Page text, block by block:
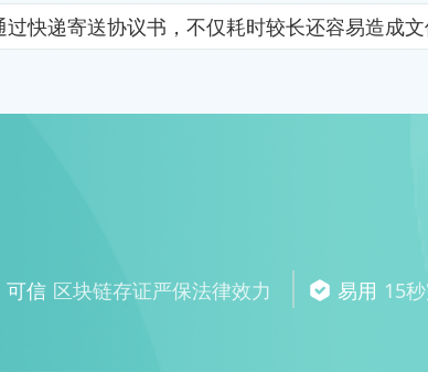
递寄送协议书，不仅耗时较长还容易造
可信 区块链存证严保法律效力 易用 15